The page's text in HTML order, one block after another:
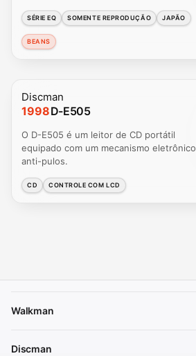
SÉRIE EQ SOMENTE REPRODUÇÃO JAPÃO
BEANS
Discman
1998D-E505
O D-E505 é um leitor de CD portátil
equipado com um mecanismo eletrônico
anti-pulos.
CD CONTROLE COM LCD
Walkman
Discman